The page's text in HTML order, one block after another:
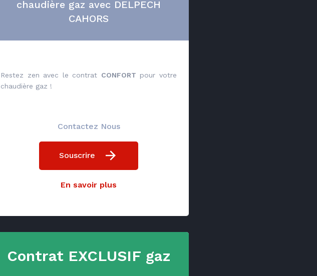
chaudière gaz avec DELPECH
CAHORS
Restez zen avec le contrat CONFORT pour votre
chaudière gaz !
Contactez Nous
Souscrire
En savoir plus
Contrat EXCLUSIF gaz